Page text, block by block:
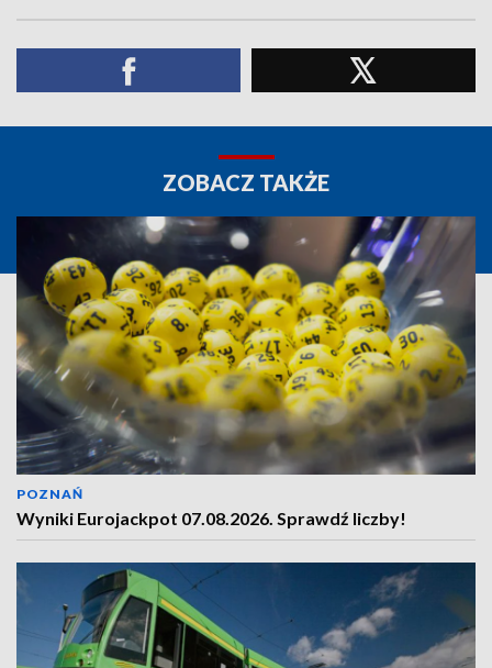
ZOBACZ TAKŻE
POZNAŃ
Wyniki Eurojackpot 07.08.2026. Sprawdź liczby!